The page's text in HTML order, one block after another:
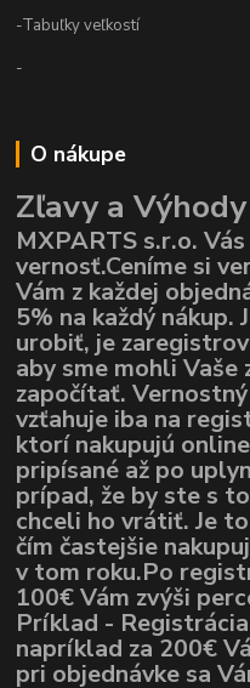
-Tabuľky veľkostí
-
O nákupe
Zľavy a Výhody
MXPARTS s.r.o.
vernosť.Ceníme si
Vám z každej
5% na každý nákup.
urobiť, je
aby sme mohli Vaše
započítať.
vzťahuje iba na
ktorí nakupujú
pripísané až po
prípad, že by ste s
chceli ho vrátiť. Je
čím častejšie
v tom roku.Po
100€ Vám zvýši
Príklad -
napríklad za 200€
pri objednávke sa